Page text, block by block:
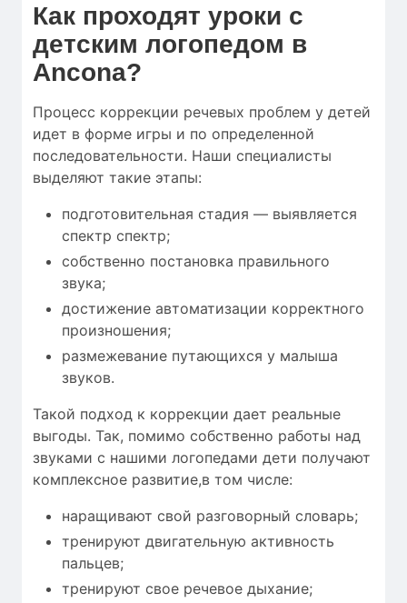
Как проходят уроки с
детским логопедом в
Ancona?
Процесс коррекции речевых проблем у детей
идет в форме игры и по определенной
последовательности. Наши специалисты
выделяют такие этапы:
подготовительная стадия — выявляется
спектр спектр;
собственно постановка правильного
звука;
достижение автоматизации корректного
произношения;
размежевание путающихся у малыша
звуков.
Такой подход к коррекции дает реальные
выгоды. Так, помимо собственно работы над
звуками с нашими логопедами дети получают
комплексное развитие,в том числе:
наращивают свой разговорный словарь;
тренируют двигательную активность
пальцев;
тренируют свое речевое дыхание;